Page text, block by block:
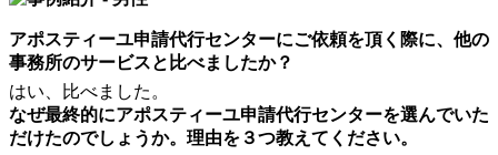
アポスティーユ申請代行センターにご依頼を頂く際に、他の
事務所のサービスと比べましたか？
はい、比べました。
なぜ最終的にアポスティーユ申請代行センターを選んでいた
だけたのでしょうか。理由を３つ教えてください。